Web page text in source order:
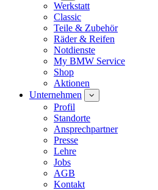
Werkstatt
Classic
Teile & Zubehör
Räder & Reifen
Notdienste
My BMW Service
Shop
Aktionen
Unternehmen
Profil
Standorte
Ansprechpartner
Presse
Lehre
Jobs
AGB
Kontakt